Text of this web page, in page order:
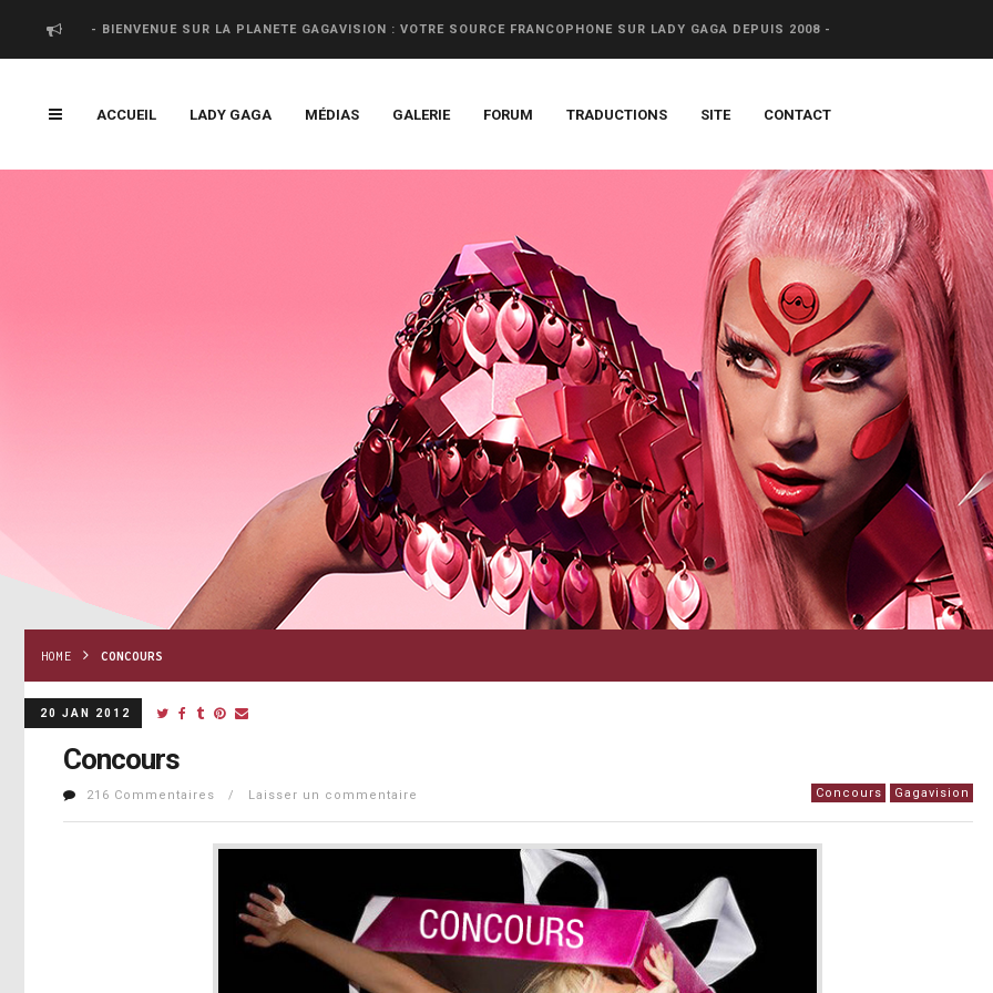
- BIENVENUE SUR LA PLANETE GAGAVISION : VOTRE SOURCE FRANCOPHONE SUR LADY GAGA DEPUIS 2008 -
ACCUEIL LADY GAGA MÉDIAS GALERIE FORUM TRADUCTIONS SITE CONTACT
HOME CONCOURS
20 JAN 2012
Concours
216 Commentaires / Laisser un commentaire Concours Gagavision